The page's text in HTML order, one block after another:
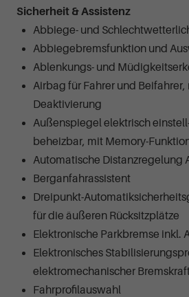
Sicherheit & Assistenz
Abbiege- und
Abbiegebremsfunktion und
Ablenkungs- und
Airbag für Fahrer und
Deaktivierung
Außenspiegel elektrisch
beheizbar, mit Memory-
Automatische Distanzregelung
Berganfahrassistent
Dreipunkt-
für die äußeren Rücksitzplätze
Elektronische Parkbremse inkl.
Elektronisches
elektromechanischer
Fahrprofilauswahl